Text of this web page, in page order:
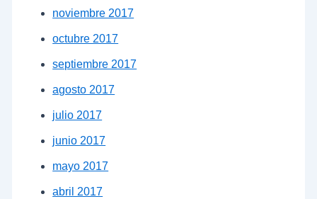
noviembre 2017
octubre 2017
septiembre 2017
agosto 2017
julio 2017
junio 2017
mayo 2017
abril 2017